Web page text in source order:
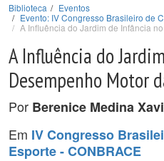
Biblioteca
Eventos
Evento: IV Congresso Brasileiro de
A Influência do Jardim de Infância
A Influência do
Desempenho Motor
Por Berenice Medina
Em IV Congresso
Esporte - CONBRACE